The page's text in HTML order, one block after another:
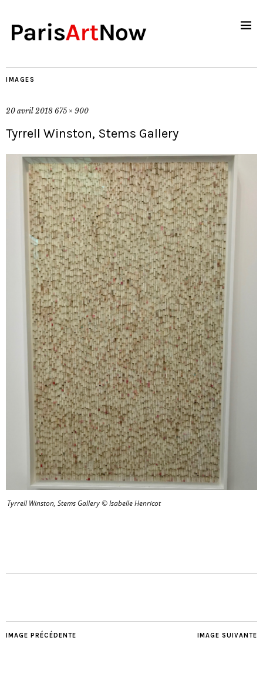
IMAGES
20 avril 2018 675 × 900
Tyrrell Winston, Stems Gallery
Tyrrell Winston, Stems Gallery © Isabelle Henricot
IMAGE SUIVANTE
IMAGE PRÉCÉDENTE